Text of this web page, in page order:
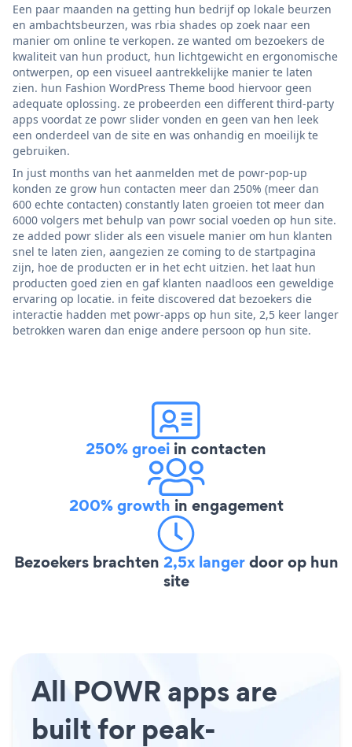
Een paar maanden na getting hun bedrijf op lokale beurzen
en ambachtsbeurzen, was rbia shades op zoek naar een
manier om online te verkopen. ze wanted om bezoekers de
kwaliteit van hun product, hun lichtgewicht en ergonomische
ontwerpen, op een visueel aantrekkelijke manier te laten
zien. hun Fashion WordPress Theme bood hiervoor geen
adequate oplossing. ze probeerden een different third-party
apps voordat ze powr slider vonden en geen van hen leek
een onderdeel van de site en was onhandig en moeilijk te
gebruiken.
In just months van het aanmelden met de powr-pop-up
konden ze grow hun contacten meer dan 250% (meer dan
600 echte contacten) constantly laten groeien tot meer dan
6000 volgers met behulp van powr social voeden op hun site.
ze added powr slider als een visuele manier om hun klanten
snel te laten zien, aangezien ze coming to de startpagina
zijn, hoe de producten er in het echt uitzien. het laat hun
producten goed zien en gaf klanten naadloos een geweldige
ervaring op locatie. in feite discovered dat bezoekers die
interactie hadden met powr-apps op hun site, 2,5 keer langer
betrokken waren dan enige andere persoon op hun site.
250% groei in contacten
200% growth in engagement
Bezoekers brachten 2,5x langerdoor op hun
site
All POWR apps are
built for peak-